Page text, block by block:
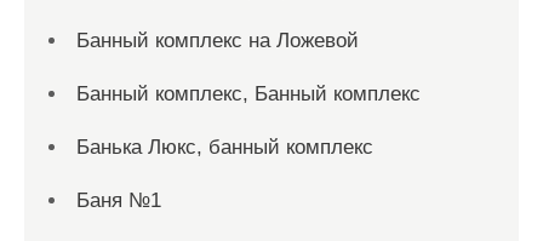
Банный комплекс на Ложевой
Банный комплекс, Банный комплекс
Банька Люкс, банный комплекс
Баня №1